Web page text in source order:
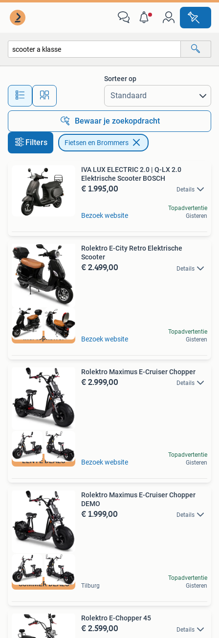
Alle afstanden…
Sorteer op
Bewaar je zoekopdracht
Filters Fietsen en Brommers
IVA LUX ELECTRIC 2.0 | Q-LX 2.0
Elektrische Scooter BOSCH
€ 1.995,00 Details
Bezoek website
Topadvertentie
Gisteren
Incl topkoffer
Rolektro E-City Retro Elektrische
Scooter
€ 2.499,00 Details
Bezoek website
Topadvertentie
Gisteren
LENTE DEALS
Rolektro Maximus E-Cruiser Chopper
€ 2.999,00 Details
Bezoek website
Topadvertentie
Gisteren
SUMMER DEALS
Rolektro Maximus E-Cruiser Chopper
DEMO
€ 1.999,00 Details
Tilburg
Topadvertentie
Gisteren
Rolektro E-Chopper 45
€ 2.599,00 Details